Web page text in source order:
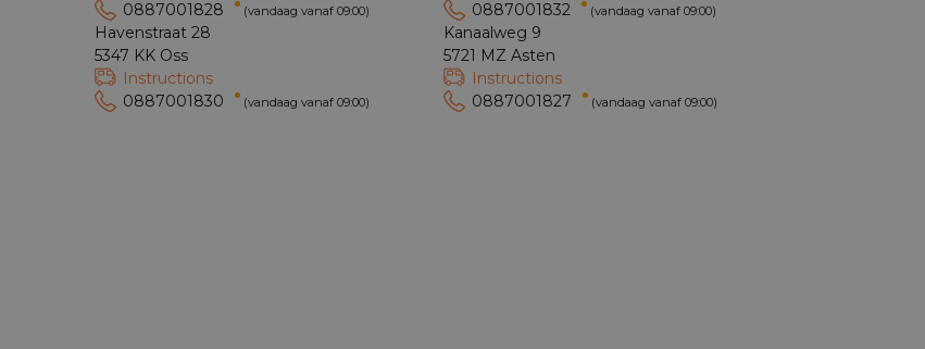
0887001828
(vandaag vanaf 09:00)
Havenstraat 28
5347 KK Oss
Instructions
0887001830
(vandaag vanaf 09:00)
0887001832
(vandaag vanaf 09:00)
Kanaalweg 9
5721 MZ Asten
Instructions
0887001827
(vandaag vanaf 09:00)